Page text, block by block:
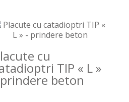
cu
TIP « L »
beton